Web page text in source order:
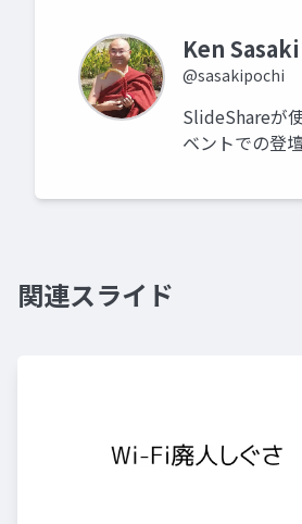
Ken Sasaki
@sasakipochi
SlideShareが
ベントでの登
関連スライド